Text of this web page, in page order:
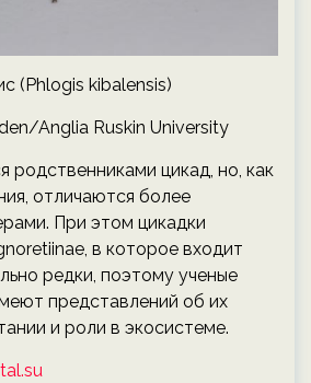
(Phlogis kibalensis)
Anglia Ruskin University
родственниками цикад, но, как
отличаются более
При этом цикадки
в которое входит
редки, поэтому ученые
представлений об их
и роли в экосистеме.